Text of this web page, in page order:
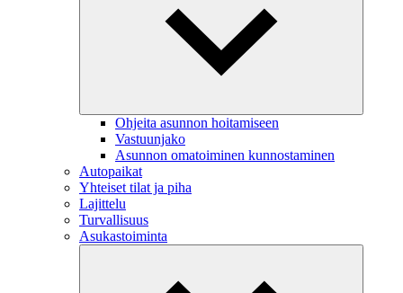
Ohjeita asunnon hoitamiseen
Vastuunjako
Asunnon omatoiminen kunnostaminen
Autopaikat
Yhteiset tilat ja piha
Lajittelu
Turvallisuus
Asukastoiminta